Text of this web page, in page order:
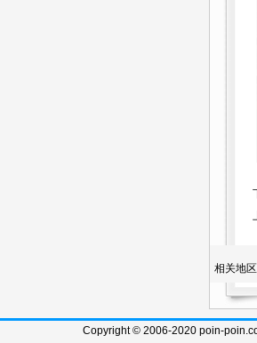
相关地
Copyright © 2006-2020 poin-